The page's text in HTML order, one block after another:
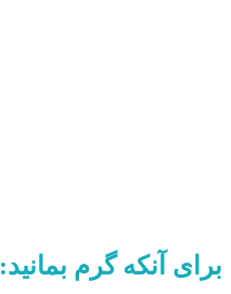
برای آنکه گرم بمانید: